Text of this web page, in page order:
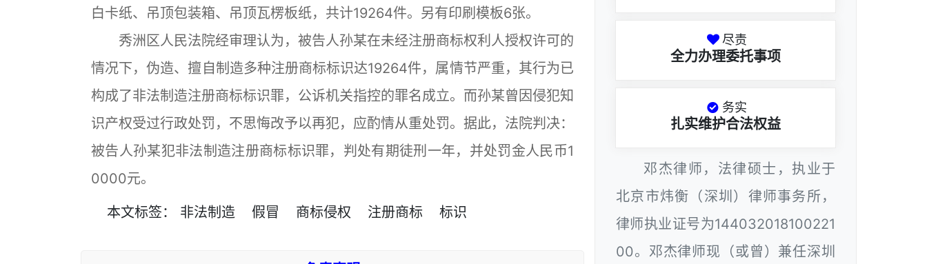
白卡纸、吊顶包装箱、吊顶瓦楞板纸，共计19264件。另有印刷模板6张。
秀洲区人民法院经审理认为，被告人孙某在未经注册商标权利人授权许可的
情况下，伪造、擅自制造多种注册商标标识达19264件，属情节严重，其行为已
构成了非法制造注册商标标识罪，公诉机关指控的罪名成立。而孙某曾因侵犯知
识产权受过行政处罚，不思悔改予以再犯，应酌情从重处罚。据此，法院判决：
被告人孙某犯非法制造注册商标标识罪，判处有期徒刑一年，并处罚金人民币1
0000元。
本文标签： 非法制造 假冒 商标侵权 注册商标 标识
尽责
全力办理委托事项
务实
扎实维护合法权益
邓杰律师，法律硕士，执业于
北京市炜衡（深圳）律师事务所，
律师执业证号为144032018100221
00。邓杰律师现（或曾）兼任深圳